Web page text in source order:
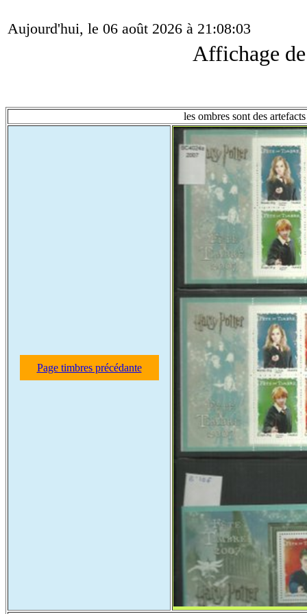
Aujourd'hui, le 06 août 2026 à 21:08:03
Affichage
les ombres sont des
Page timbres précédante